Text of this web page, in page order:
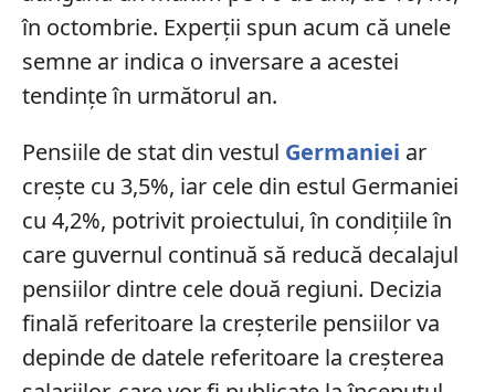
în octombrie. Experţii spun acum că unele
semne ar indica o inversare a acestei
tendinţe în următorul an.
Pensiile de stat din vestul Germaniei ar
creşte cu 3,5%, iar cele din estul Germaniei
cu 4,2%, potrivit proiectului, în condiţiile în
care guvernul continuă să reducă decalajul
pensiilor dintre cele două regiuni. Decizia
finală referitoare la creşterile pensiilor va
depinde de datele referitoare la creşterea